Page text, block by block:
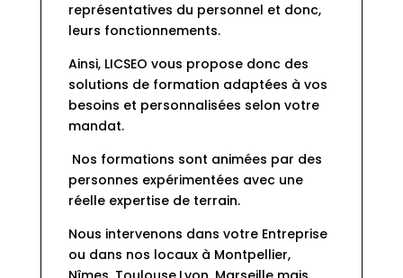
représentatives du personnel et donc,
leurs fonctionnements.
Ainsi, LICSEO vous propose donc des
solutions de formation adaptées à vos
besoins et personnalisées selon votre
mandat.
Nos formations sont animées par des
personnes expérimentées avec une
réelle expertise de terrain.
Nous intervenons dans votre Entreprise
ou dans nos locaux à Montpellier,